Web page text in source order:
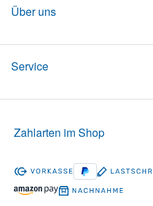
Über uns
Service
Zahlarten im Shop